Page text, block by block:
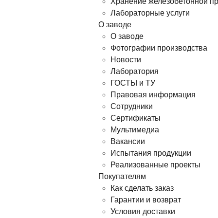
Лабораторные услуги
О заводе
О заводе
Фотографии производства
Новости
Лаборатория
ГОСТЫ и ТУ
Правовая информация
Сотрудники
Сертификаты
Мультимедиа
Вакансии
Испытания продукции
Реализованные проекты
Покупателям
Как сделать заказ
Гарантии и возврат
Условия доставки